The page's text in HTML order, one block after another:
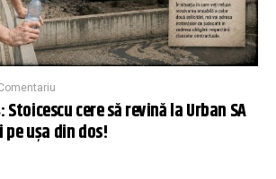
cere să revină la Urban SA
pe ușa din dos!